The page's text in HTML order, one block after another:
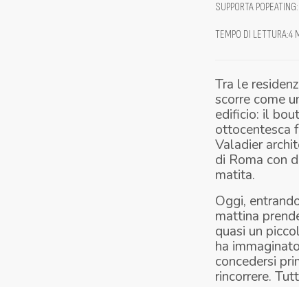
SUPPORTA POPEATING:
TEMPO DI LETTURA:4
Tra le
scorre come
edificio: il
ottocentesca
Valadier
di Roma con
matita.
Oggi,
mattina
quasi un
ha
concedersi
rincorrere.